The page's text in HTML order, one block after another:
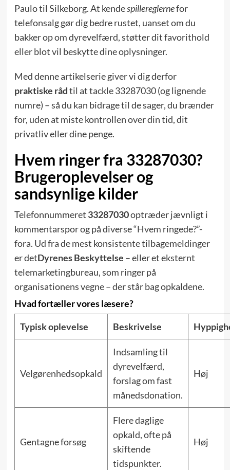
Paulo til Silkeborg. At kendespillereglernefor
telefonsalg gør dig bedre rustet, uanset om du
bakker op om dyrevelfærd, støtter dit favorithold
eller blot vil beskytte dine oplysninger.
Med denne artikelserie giver vi dig derfor
praktiske rådtil at tackle 33287030 (og lignende
numre) – så du kan bidrage til de sager, du brænder
for, uden at miste kontrollen over din tid, dit
privatliv eller dine penge.
Hvem ringer fra 33287030?
Brugeroplevelser og
sandsynlige kilder
Telefonnummeret 33287030optræder jævnligt i
kommentarspor og på diverse “Hvem ringede?”-
fora. Ud fra de mest konsistente tilbagemeldinger
er detDyrenes Beskyttelse – eller et eksternt
telemarketingbureau, som ringer på
organisationens vegne – der står bag opkaldene.
Hvad fortæller vores læsere?
Typisk oplevelse Beskrivelse
Velgørenhedsopkald
Indsamling til
dyrevelfærd,
forslag om fast
månedsdonation.
Høj
Gentagne forsøg
Flere daglige
opkald, ofte på
skiftende
tidspunkter.
Høj